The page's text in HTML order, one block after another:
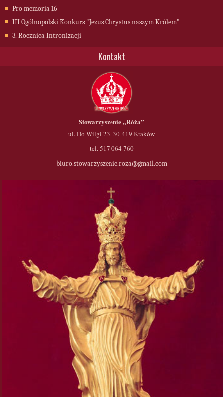
Pro memoria 16
III Ogólnopolski Konkurs "Jezus Chrystus naszym Królem"
3. Rocznica Intronizacji
Kontakt
Stowarzyszenie„Róża”
ul. Do Wilgi 23, 30-419 Kraków
tel. 517 064 760
biuro.stowarzyszenie.roza@gmail.com